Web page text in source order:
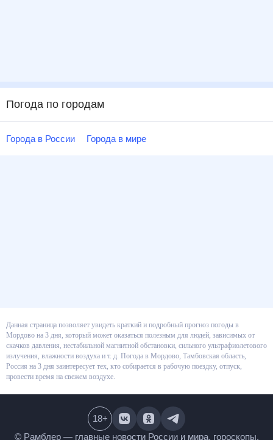
Погода по городам
Города в России Города в мире
Данная страница позволяет увидеть краткий и подробный прогноз
погоды в Мордово на 3 дня, который может оказаться полезным для
людей, зависимых от скачков давления, нестабильной магнитной
обстановки, сильного ультрафиолетового излучения, влажности воздуха
и т. д. Погода в Мордово, Тамбовская область, Россия на 3 дня
заинтересует тех, кто собирается в рабочую поездку, отпуск, провести
18+